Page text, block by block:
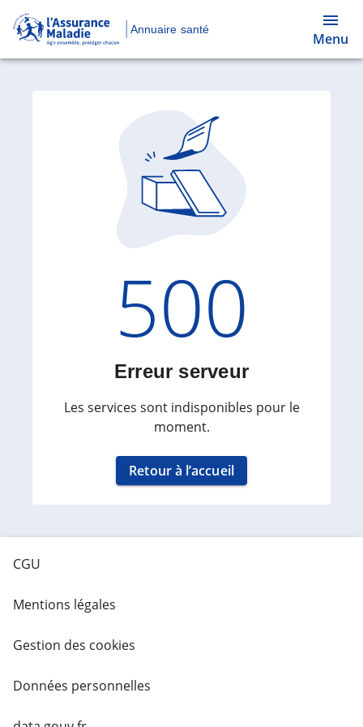
Annuaire santé
Menu
Code
500
Erreur serveur
Les services sont indisponibles pour le
moment.
Retour à l’accueil
CGU
Mentions légales
Gestion des cookies
Données personnelles